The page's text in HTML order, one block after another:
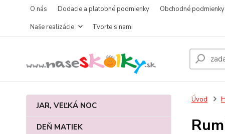
O nás Dodacie a platobné podmienky Obchodné podmienky
Naše realizácie
Tvorte s nami
JAR, VEĽKÁ NOC
DEŇ MATIEK
Úvod